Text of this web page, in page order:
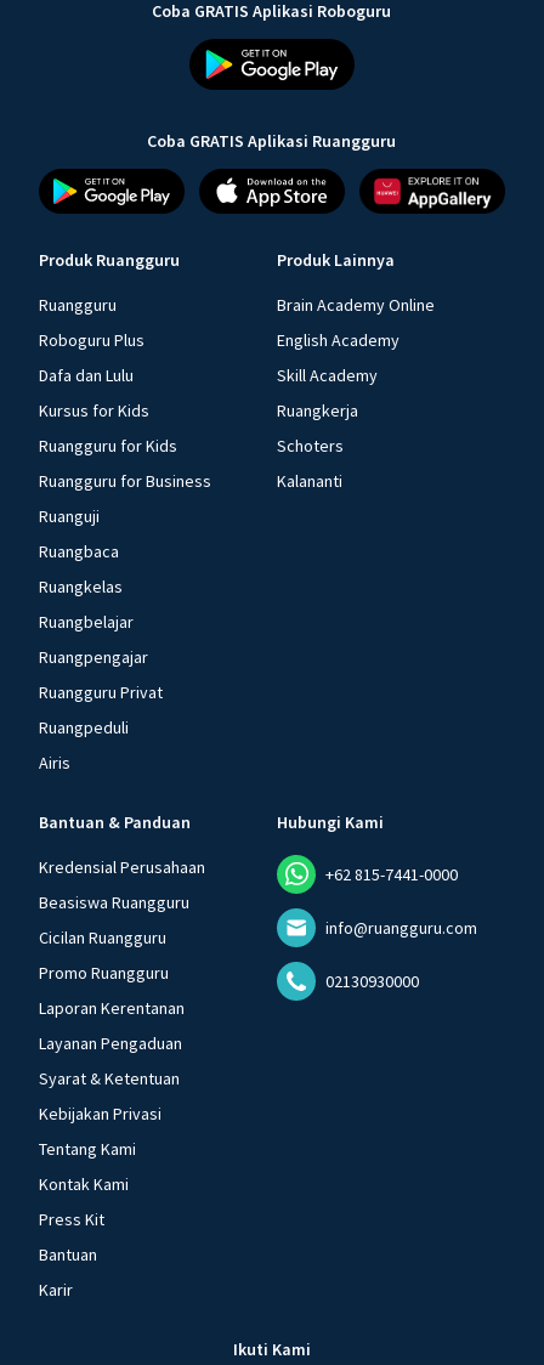
Coba GRATIS Aplikasi Roboguru
Coba GRATIS Aplikasi Ruangguru
Produk Ruangguru
Ruangguru
Roboguru Plus
Dafa dan Lulu
Kursus for Kids
Ruangguru for Kids
Ruangguru for Business
Ruanguji
Ruangbaca
Ruangkelas
Ruangbelajar
Ruangpengajar
Ruangguru Privat
Ruangpeduli
Airis
Produk Lainnya
Brain Academy Online
English Academy
Skill Academy
Ruangkerja
Schoters
Kalananti
Bantuan & Panduan
Kredensial Perusahaan
Beasiswa Ruangguru
Cicilan Ruangguru
Promo Ruangguru
Laporan Kerentanan
Layanan Pengaduan
Syarat & Ketentuan
Kebijakan Privasi
Tentang Kami
Kontak Kami
Press Kit
Bantuan
Karir
Hubungi Kami
+62 815-7441-0000
info@ruangguru.com
02130930000
Ikuti Kami